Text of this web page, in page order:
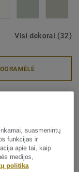
Visi dekorai (32)
vinilinė sienų
pavyzdžiui,
suasmenintų
funkcijas ir
apie tai, kaip
medijos,
politika